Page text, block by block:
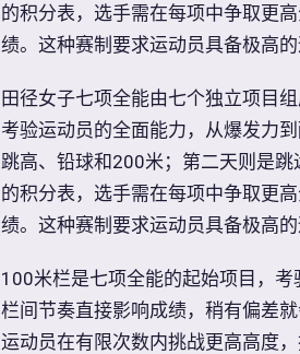
的积分表，选手需在每项中争取更
绩。这种赛制要求运动员具备极高
田径女子七项全能由七个独立项目
考验运动员的全面能力，从爆发力
跳高、铅球和200米；第二天则是
的积分表，选手需在每项中争取更
绩。这种赛制要求运动员具备极高
100米栏是七项全能的起始项目，
栏间节奏直接影响成绩，稍有偏差
运动员在有限次数内挑战更高高度